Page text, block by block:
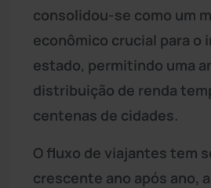
consolidou-se como um
econômico crucial para o
estado, permitindo uma
distribuição de renda
centenas de cidades.
O fluxo de viajantes tem
crescente ano após ano,